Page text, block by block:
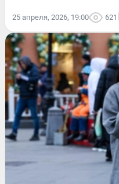
25 апреля, 2026, 19:00 621